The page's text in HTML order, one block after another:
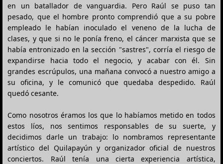
en un batallador de vanguardia. Pero Raúl se puso tan
pesado, que el hombre pronto comprendió que a su pobre
empleado le habían inoculado el veneno de la lucha de
clases, y que si no le ponía freno, el cáncer marxista que se
había entronizado en la sección "sastres", corría el riesgo de
expandirse hacia todo el negocio, y acabar con él. Sin
grandes escrúpulos, una mañana convocó a nuestro amigo a
su oficina, y le comunicó que quedaba despedido. Raúl
quedó cesante.
Como nosotros éramos los que lo habíamos metido en todos
estos líos, nos sentimos responsables de su suerte, y
decidimos darle un trabajo: lo nombramos representante
artístico del Quilapayún y organizador oficial de nuestros
conciertos. Raúl tenía una cierta experiencia artística,